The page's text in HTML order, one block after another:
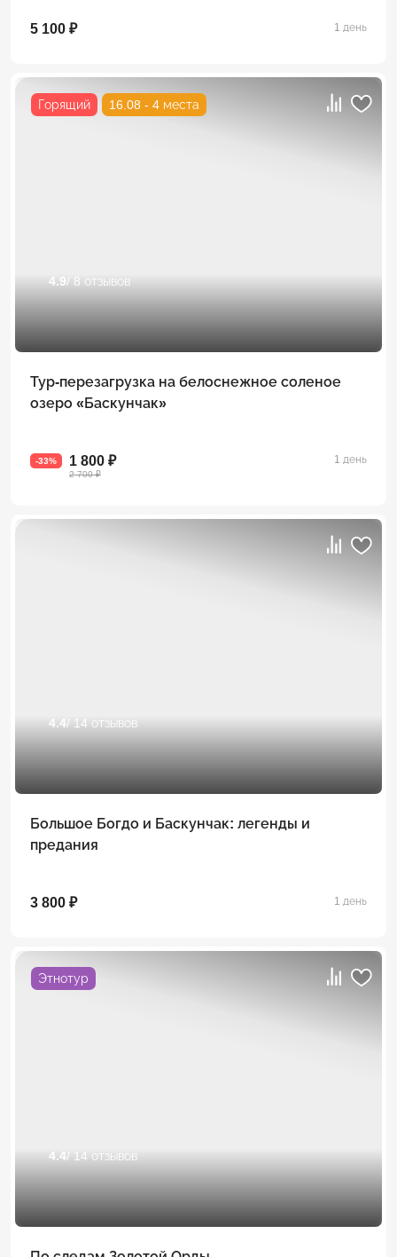
5 100 ₽ 1 день
Горящий 16.08 - 4 места
4.9 / 8 отзывов
Тур-перезагрузка на белоснежное соленое
озеро «Баскунчак»
-33% 1 800 ₽
2 700 ₽
1 день
4.4/ 14 отзывов
Большое Богдо и Баскунчак: легенды и
предания
3 800 ₽ 1 день
Этнотур
4.4/ 14 отзывов